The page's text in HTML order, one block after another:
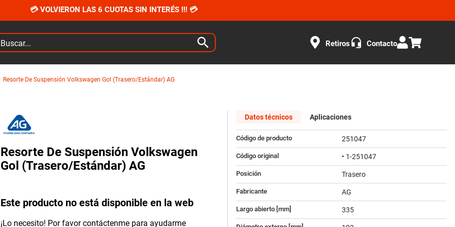
💳 VOLVIERON LAS 6 CUOTAS SIN INTERÉS !!! 💳
Retiros Contacto
Resorte De Suspensión Volkswagen Gol (Trasero/Estándar) AG
Resorte De Suspensión Volkswagen
Gol (Trasero/Estándar) AG
Este producto no está disponible en la web
¡Lo necesito! Por favor contáctenme para ayudarme
Datos técnicos Aplicaciones
Código de producto 251047
Código original • 1-251047
Posición Trasero
Fabricante AG
Largo abierto [mm] 335